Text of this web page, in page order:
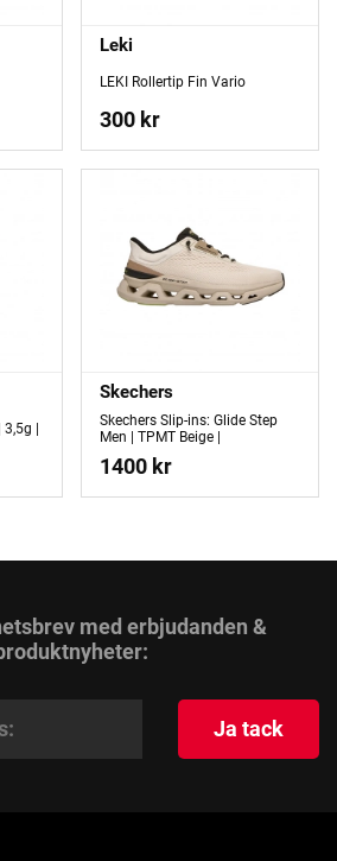
Leki
LEKI Rollertip Fin Vario
300 kr
|
Skechers
Skechers Slip-ins: Glide Step
Men | TPMT Beige |
1400 kr
med erbjudanden &
Ja tack